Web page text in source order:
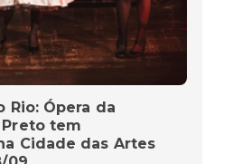
Rio: Ópera da
tem
Cidade das Artes